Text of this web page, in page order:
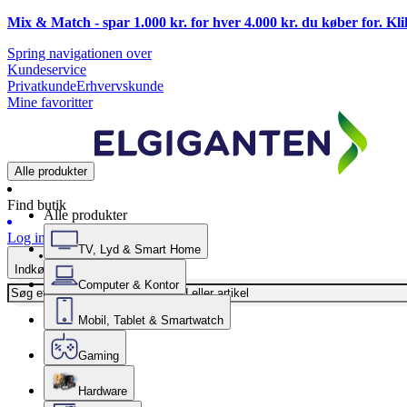
Mix & Match - spar 1.000 kr. for hver 4.000 kr. du køber for.
Spring navigationen over
Kundeservice
PrivatkundeErhvervskunde
Mine favoritter
Alle produkter
Find butik
Log ind
Indkøbskurv
Alle produkter
TV, Lyd & Smart Home
Computer & Kontor
Mobil, Tablet & Smartwatch
Gaming
Hardware